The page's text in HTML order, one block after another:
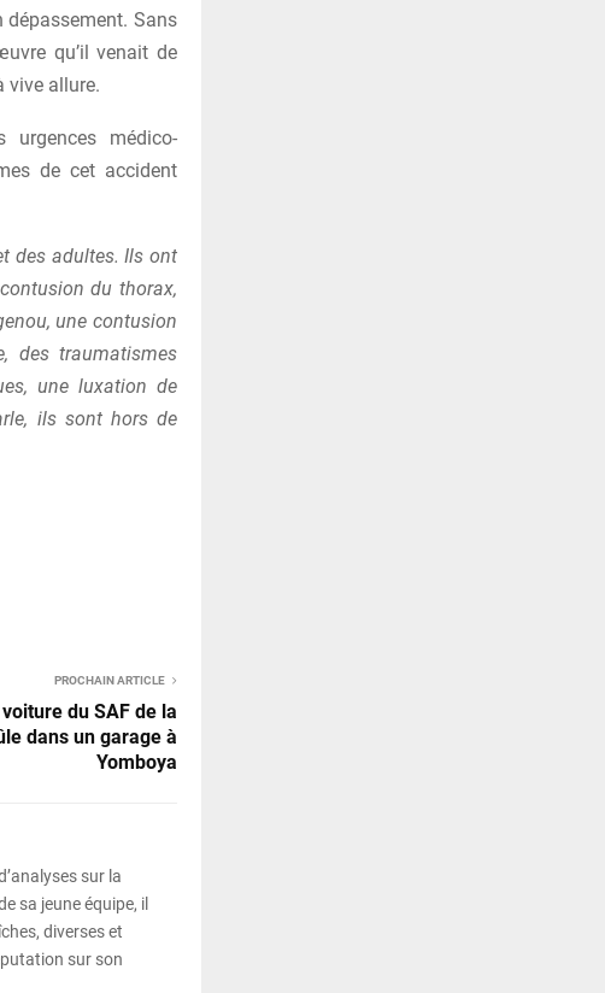
dépassement. Sans
qu’il venait de
vive allure.
urgences médico-
de cet accident
des adultes. Ils ont
du thorax,
une contusion
des traumatismes
une luxation de
ils sont hors de
PROCHAIN ARTICLE
du SAF de la
dans un garage à
Yomboya
sur la
sa jeune équipe, il
diverses et
sur son